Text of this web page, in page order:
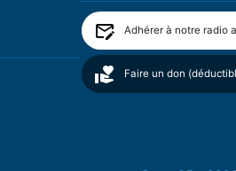
Adhérer à notre radio
Faire un don